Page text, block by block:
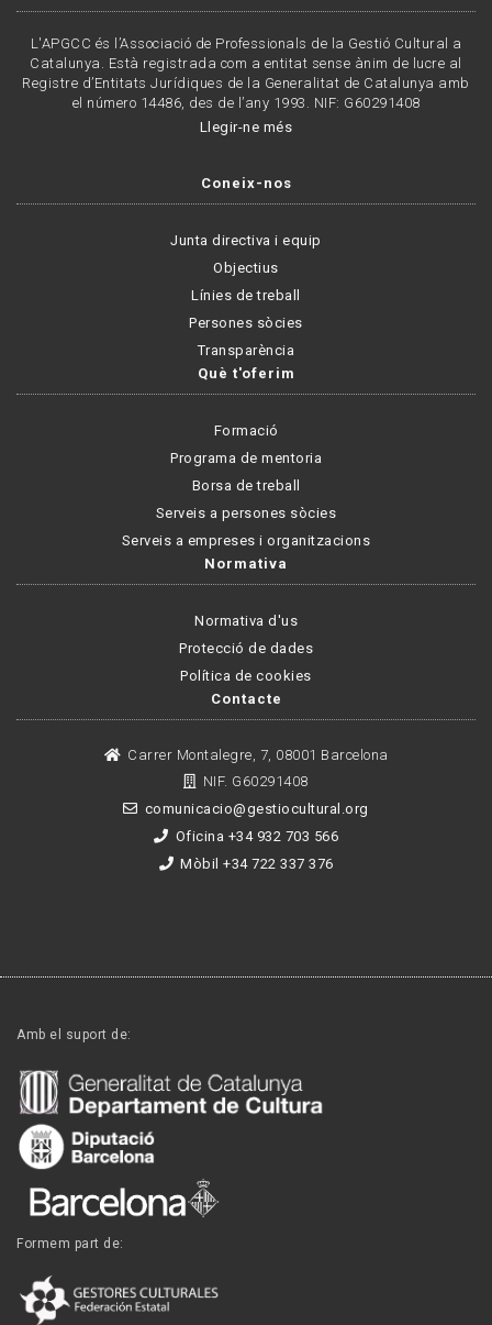
L'APGCC és l’Associació de Professionals de la Gestió Cultural a
Catalunya. Està registrada com a entitat sense ànim de lucre al
Registre d’Entitats Jurídiques de la Generalitat de Catalunya amb
el número 14486, des de l’any 1993. NIF: G60291408
Llegir-ne més
Coneix-nos
Junta directiva i equip
Objectius
Línies de treball
Persones sòcies
Transparència
Què t'oferim
Formació
Programa de mentoria
Borsa de treball
Serveis a persones sòcies
Serveis a empreses i organitzacions
Normativa
Normativa d'us
Protecció de dades
Política de cookies
Contacte
Carrer Montalegre, 7, 08001 Barcelona
NIF. G60291408
comunicacio@gestiocultural.org
Oficina +34 932 703 566
Mòbil +34 722 337 376
Amb el suport de:
Formem part de: